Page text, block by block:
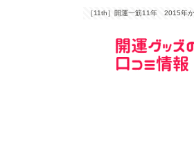
［11th］開運一筋11年 2015年